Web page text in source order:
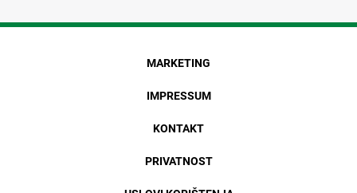
MARKETING
IMPRESSUM
KONTAKT
PRIVATNOST